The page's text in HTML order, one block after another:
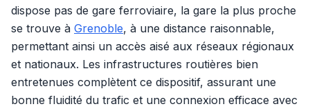
dispose pas de gare ferroviaire, la gare la plus proche
se trouve à Grenoble, à une distance raisonnable,
permettant ainsi un accès aisé aux réseaux régionaux
et nationaux. Les infrastructures routières bien
entretenues complètent ce dispositif, assurant une
bonne fluidité du trafic et une connexion efficace avec